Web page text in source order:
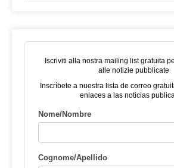
Iscriviti alla nostra mailing list gratuita
alle notizie pubblicate
Inscríbete a nuestra lista de correo
enlaces a las noticias
Nome/Nombre
Cognome/Apellido